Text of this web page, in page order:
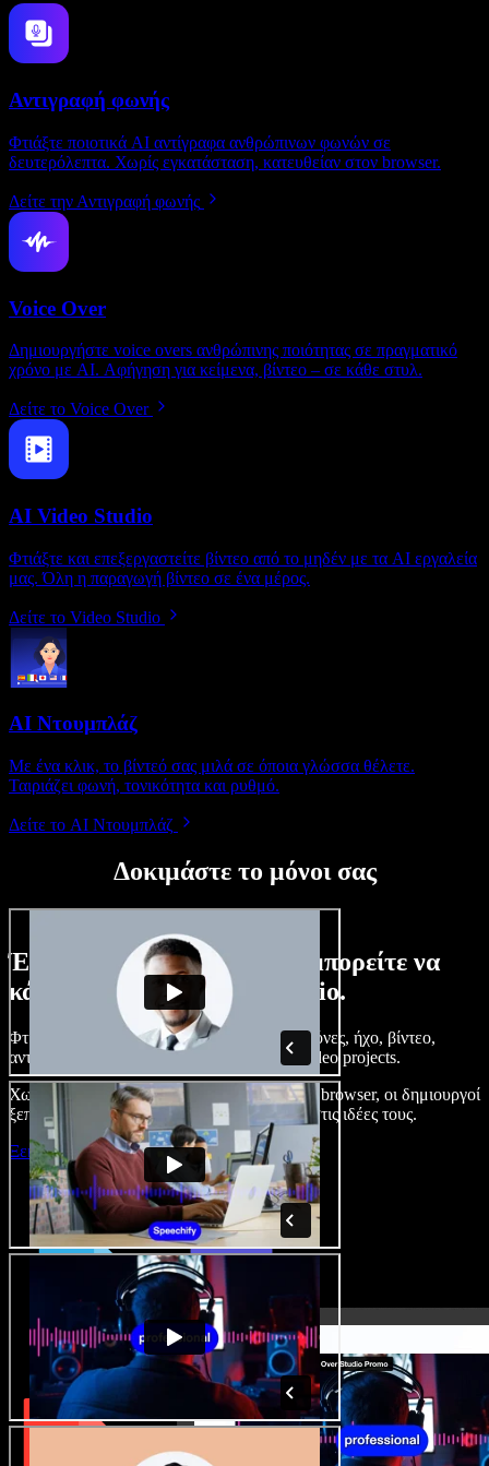
Αντιγραφή φωνής
Φτιάξτε ποιοτικά AI αντίγραφα ανθρώπινων φωνών σε
δευτερόλεπτα. Χωρίς εγκατάσταση, κατευθείαν στον browser.
Δείτε την Αντιγραφή φωνής
Voice Over
Δημιουργήστε voice overs ανθρώπινης ποιότητας σε πραγματικό
χρόνο με AI. Αφήγηση για κείμενα, βίντεο – σε κάθε στυλ.
Δείτε το Voice Over
AI Video Studio
Φτιάξτε και επεξεργαστείτε βίντεο από το μηδέν με τα AI εργαλεία
μας. Όλη η παραγωγή βίντεο σε ένα μέρος.
Δείτε το Video Studio
AI Ντουμπλάζ
Με ένα κλικ, το βίντεό σας μιλά σε όποια γλώσσα θέλετε.
Ταιριάζει φωνή, τονικότητα και ρυθμό.
Δείτε το AI Ντουμπλάζ
Δοκιμάστε το μόνοι σας
Ένα μικρό δείγμα από όσα μπορείτε να
κάνετε με το Speechify Studio.
Φτιάξτε voice overs, προσθέστε δωρεάν εικόνες, ήχο, βίντεο,
αντιγραφή φωνής – ολοκληρωμένα audio/video projects.
Χωρίς καμπύλη εκμάθησης και με όλα στον browser, οι δημιουργοί
ξεπερνούν τα κλασικά όρια και δίνουν ζωή στις ιδέες τους.
Ξεκινήστε με το Studio